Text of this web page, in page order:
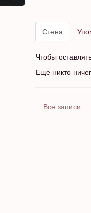
Стена
Чтобы
Еще никто
Все записи